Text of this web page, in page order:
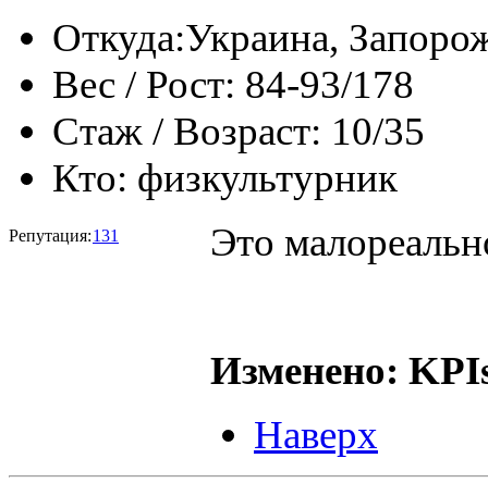
Откуда:Украина,
Вес / Рост: 84-93/178
Стаж / Возраст: 10/35
Кто: физкультурник
Репутация:131 Это
Изменено:
Наверх